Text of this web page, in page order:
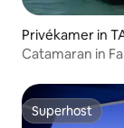
Privékamer in
Catamaran in
Superhost
Superhost